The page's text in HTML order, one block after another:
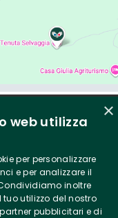
Who we are
Tenuta Selvaggia
Contacts
Online ticketing
×
web utilizza
per personalizzare
e per analizzare il
inoltre
utilizzo del nostro
pubblicitari e di